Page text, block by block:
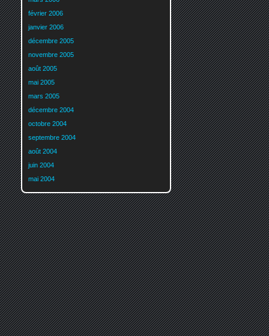
février 2006
janvier 2006
décembre 2005
novembre 2005
août 2005
mai 2005
mars 2005
décembre 2004
octobre 2004
septembre 2004
août 2004
juin 2004
mai 2004